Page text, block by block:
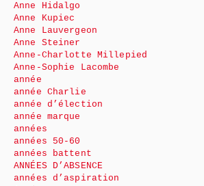
Anne Hidalgo
Anne Kupiec
Anne Lauvergeon
Anne Steiner
Anne-Charlotte Millepied
Anne-Sophie Lacombe
année
année Charlie
année d’élection
année marque
années
années 50-60
années battent
ANNÉES D’ABSENCE
années d’aspiration